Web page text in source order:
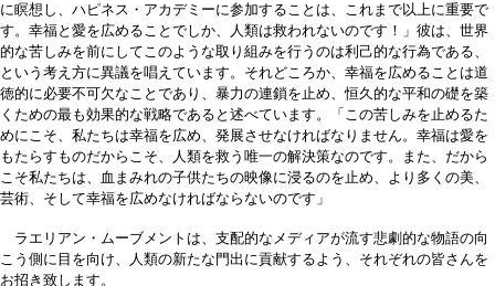
に瞑想し、ハピネス・アカデミーに参加することは、これまで以上に重要で
す。幸福と愛を広めることでしか、人類は救われないのです！」彼は、世界
的な苦しみを前にしてこのような取り組みを行うのは利己的な行為である、
という考え方に異議を唱えています。それどころか、幸福を広めることは道
徳的に必要不可欠なことであり、暴力の連鎖を止め、恒久的な平和の礎を築
くための最も効果的な戦略であると述べています。「この苦しみを止めるた
めにこそ、私たちは幸福を広め、発展させなければなりません。幸福は愛を
もたらすものだからこそ、人類を救う唯一の解決策なのです。また、だから
こそ私たちは、血まみれの子供たちの映像に浸るのを止め、より多くの美、
芸術、そして幸福を広めなければならないのです」
ラエリアン・ムーブメントは、支配的なメディアが流す悲劇的な物語の向
こう側に目を向け、人類の新たな門出に貢献するよう、それぞれの皆さんを
お招き致します。